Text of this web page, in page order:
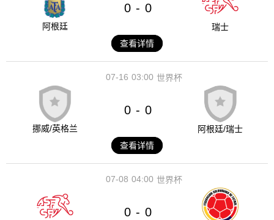
阿根廷
0 - 0
瑞士
查看详情
03:00
07-16 世界杯
挪威/英格兰
0 - 0
阿根廷/瑞士
查看详情
04:00
07-08 世界杯
0 - 0